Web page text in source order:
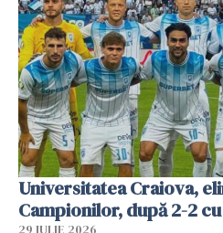
Universitatea Craiova,
Campionilor, după 2-2
29 IULIE 2026